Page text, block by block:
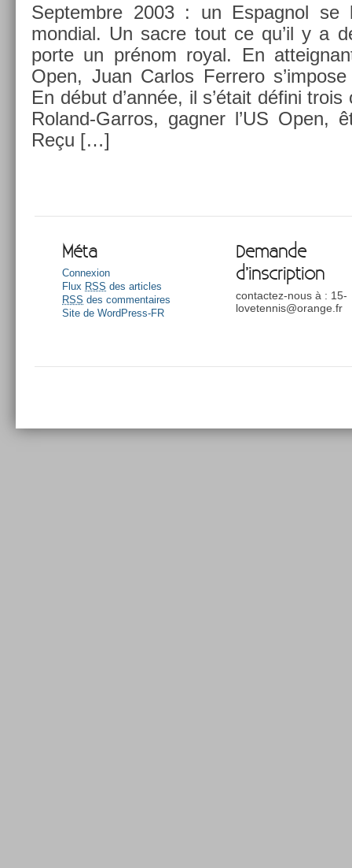
Sep­tembre 2003 : un Es­pagnol
mon­di­al. Un sacre tout ce qu’il y a
porte un prénom royal. En
Open, Juan Car­los Fer­rero
En début d’année, il s’était défini
Roland-Garros, gagn­er l’US Open,
Reçu […]
Méta
Connexion
Flux RSS des articles
RSS des commentaires
Site de WordPress-FR
Demande
d’inscription
contactez-nous à : 15-
lovetennis@orange.fr